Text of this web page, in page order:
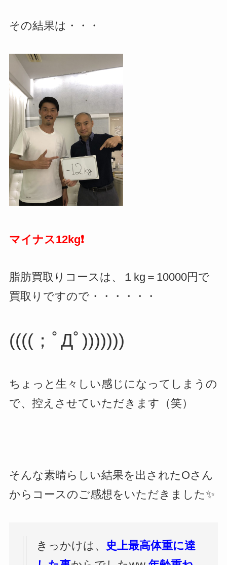
その結果は・・・
マイナス12kg❗️
脂肪買取りコースは、１kg＝10000円で
買取りですので・・・・・・
((((；ﾟДﾟ)))))))
ちょっと生々しい感じになってしまうの
で、控えさせていただきます（笑）
そんな素晴らしい結果を出されたOさん
からコースのご感想をいただきました✨
きっかけは、
史上最高体重に達